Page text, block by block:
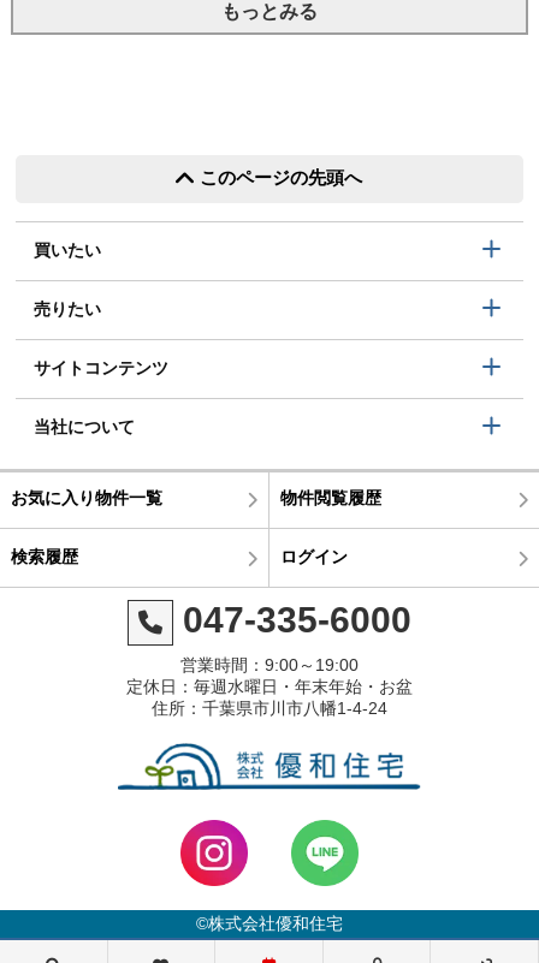
もっとみる
このページの先頭へ
買いたい
売りたい
サイトコンテンツ
当社について
お気に入り物件一覧 物件閲覧履歴
検索履歴 ログイン
047-335-6000
営業時間：9:00～19:00
定休日：毎週水曜日・年末年始・お盆
住所：千葉県市川市八幡1-4-24
©株式会社優和住宅